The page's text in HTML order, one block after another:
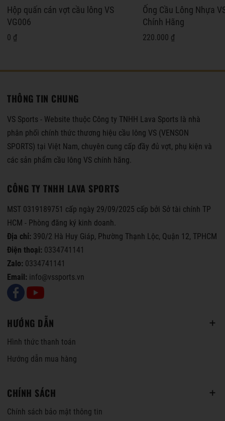
Hộp quấn cán vợt cầu lông VS
VG006
0 ₫
Ống Cầu Lông Nhựa
Chính Hãng
220.000 ₫
THÔNG TIN CHUNG
VS Sports - Website thuộc Công ty TNHH Lava Sports là nhà
phân phối chính thức thương hiệu cầu lông VS (VENSON
SPORTS) tại Việt Nam, chuyên cung cấp đầy đủ vợt, phụ kiện và
các sản phẩm cầu lông VS chính hãng.
CÔNG TY TNHH LAVA SPORTS
MST 0319189751 cấp ngày 29/09/2025 cấp bởi Sở tài chính TP
HCM - Phòng đăng ký kinh doanh.
Địa chỉ: 390/2 Hà Huy Giáp, Phường Thạnh Lộc, Quận 12, TPHCM
Điện thoại: 0334741141
Zalo: 0334741141
Email: info@vssports.vn
HƯỚNG DẪN
Hình thức thanh toán
Hướng dẫn mua hàng
CHÍNH SÁCH
Chính sách bảo mật thông tin